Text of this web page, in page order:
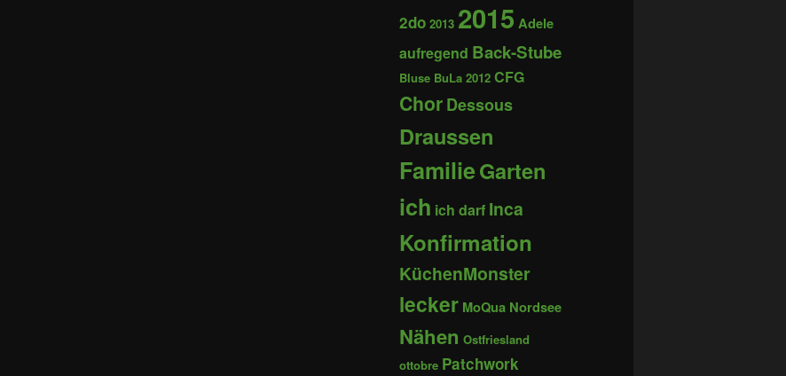
2do 2013 2015 Adele
aufregend Back-Stube
Bluse BuLa 2012 CFG
ChorDessous
Draussen
FamilieGarten
ich ich darf Inca
Konfirmation
KüchenMonster
lecker MoQua Nordsee
Nähen Ostfriesland
ottobre Patchwork